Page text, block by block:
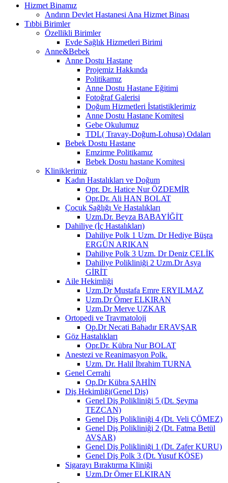
Hizmet Binamız
Andırın Devlet Hastanesi Ana Hizmet Binası
Tıbbi Birimler
Özellikli Birimler
Evde Sağlık Hizmetleri Birimi
Anne&Bebek
Anne Dostu Hastane
Projemiz Hakkında
Politikamız
Anne Dostu Hastane Eğitimi
Fotoğraf Galerisi
Doğum Hizmetleri İstatistiklerimiz
Anne Dostu Hastane Komitesi
Gebe Okulumuz
TDL( Travay-Doğum-Lohusa) Odaları
Bebek Dostu Hastane
Emzirme Politikamız
Bebek Dostu hastane Komitesi
Kliniklerimiz
Kadın Hastalıkları ve Doğum
Opr. Dr. Hatice Nur ÖZDEMİR
Opr.Dr. Ali HAN BOLAT
Çocuk Sağlığı Ve Hastalıkları
Uzm.Dr. Beyza BABAYİĞİT
Dahiliye (İç Hastalıkları)
Dahiliye Polk 1 Uzm. Dr Hediye Büşra
ERGÜN ARIKAN
Dahiliye Polk 3 Uzm. Dr Deniz ÇELİK
Dahiliye Polikliniği 2 Uzm.Dr Asya
GİRİT
Aile Hekimliği
Uzm.Dr Mustafa Emre ERYILMAZ
Uzm.Dr Ömer ELKIRAN
Uzm.Dr Merve UZKAR
Ortopedi ve Travmatoloji
Op.Dr Necati Bahadır ERAVŞAR
Göz Hastalıkları
Opr.Dr. Kübra Nur BOLAT
Anestezi ve Reanimasyon Polk.
Uzm. Dr. Halil İbrahim TURNA
Genel Cerrahi
Op.Dr Kübra ŞAHİN
Diş Hekimliği(Genel Diş)
Genel Diş Polikliniği 5 (Dt. Şeyma
TEZCAN)
Genel Diş Polikliniği 4 (Dt. Veli ÇÖMEZ)
Genel Diş Polikliniği 2 (Dt. Fatma Betül
AVŞAR)
Genel Diş Polikliniği 1 (Dt. Zafer KURU)
Genel Diş Polk 3 (Dt. Yusuf KÖSE)
Sigarayı Bıraktırma Kliniği
Uzm.Dr Ömer ELKIRAN